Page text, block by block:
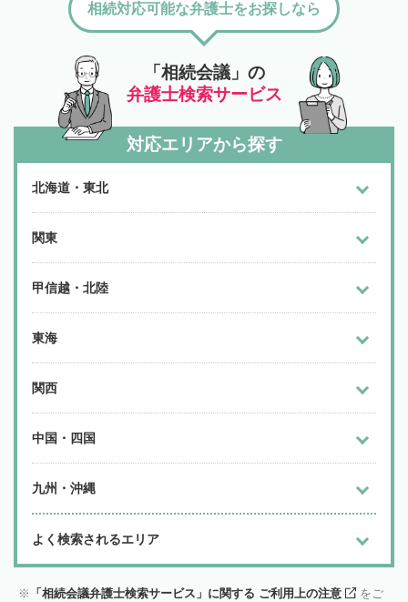
「相続会議」の
弁護士検索サービス
相続対応可能な弁護士をお探しなら
対応エリアから探す
北海道・東北
関東
甲信越・北陸
東海
関西
中国・四国
九州・沖縄
よく検索されるエリア
「相続会議弁護士検索サービス」に関する ご利用上の注意
をご